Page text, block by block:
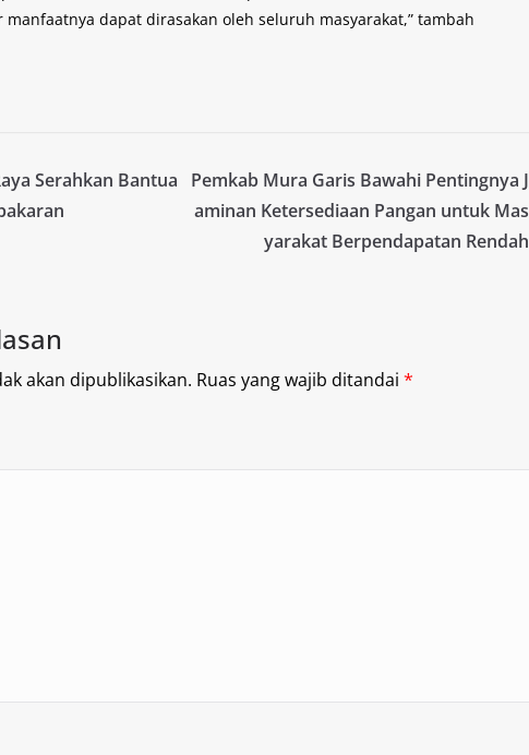
dapat dirasakan oleh seluruh masyarakat,” tambah
Serahkan Bantua
Pemkab Mura Garis Bawahi Pentingnya J
aminan Ketersediaan Pangan untuk Mas
yarakat Berpendapatan Rendah
akan dipublikasikan. Ruas yang wajib ditandai *